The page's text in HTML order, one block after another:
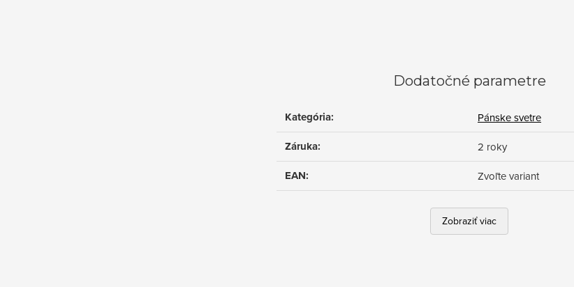
Dodatočné parametre
Kategória: Pánske svetre
Záruka: 2 roky
EAN: Zvoľte variant
Zobraziť viac